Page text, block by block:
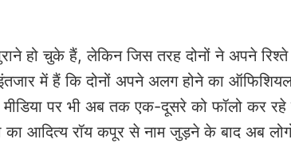
हो चुके हैं, लेकिन जिस तरह दोनों ने अपने
में हैं कि दोनों अपने अलग होने का ऑफिशियल
मीडिया पर भी अब तक एक-दूसरे को फॉलो कर
का आदित्य रॉय कपूर से नाम जुड़ने के बाद अब